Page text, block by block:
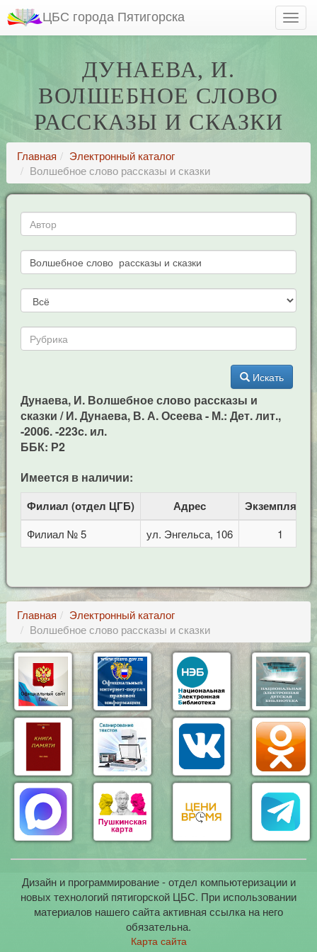
ЦБС города Пятигорска
ДУНАЕВА, И.
ВОЛШЕБНОЕ СЛОВО
РАССКАЗЫ И СКАЗКИ
Главная
Электронный каталог
Волшебное слово рассказы и сказки
Искать
Дунаева, И. Волшебное слово рассказы и
сказки / И. Дунаева, В. А. Осеева - М.: Дет. лит.,
-2006. -223c. ил.
ББК: Р2
Имеется в наличии:
Филиал (отдел ЦГБ) Адрес Экземпляров
Филиал № 5 ул. Энгельса, 106 1
Главная
Электронный каталог
Волшебное слово рассказы и сказки
Дизайн и программирование - отдел компьютеризации и
новых технологий пятигорской ЦБС. При использовании
материалов нашего сайта активная ссылка на него
обязательна.
Карта сайта